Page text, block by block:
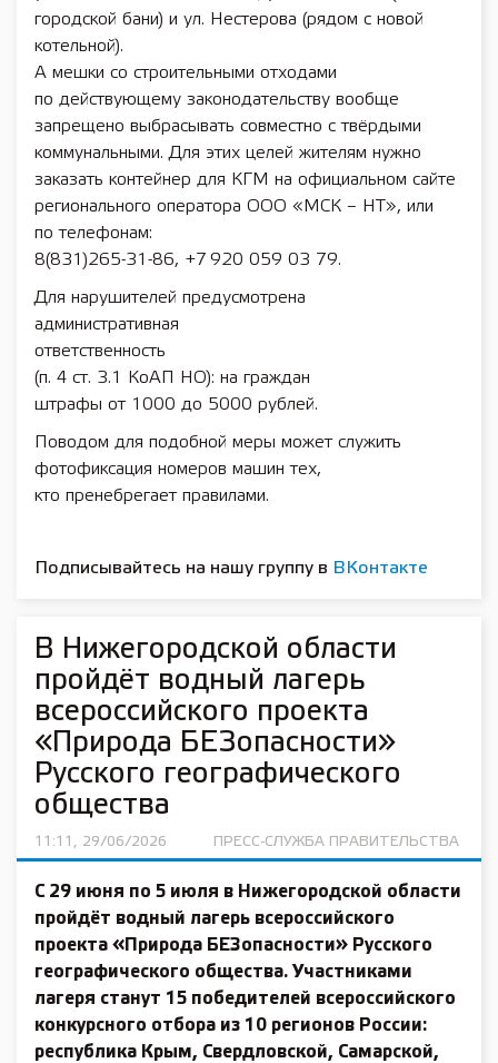
городской бани) и ул. Нестерова (рядом с новой
котельной).
А мешки со строительными отходами
по действующему законодательству вообще
запрещено выбрасывать совместно с твёрдыми
коммунальными. Для этих целей жителям нужно
заказать контейнер для КГМ на официальном сайте
регионального оператора ООО «МСК – НТ», или
по телефонам:
8(831)265-31-86, +7 920 059 03 79.
Для нарушителей предусмотрена
административная
ответственность
(п. 4 ст. 3.1 КоАП НО): на граждан
штрафы от 1000 до 5000 руб­лей.
Поводом для подобной меры может служить
фотофиксация номеров машин тех,
кто пренебрегает правилами.
Подписывайтесь на нашу группу в ВКонтакте
В Нижегородской области
пройдёт водный лагерь
всероссийского проекта
«Природа БЕЗопасности»
Русского географического
общества
11:11, 29/06/2026 ПРЕСС-СЛУЖБА ПРАВИТЕЛЬСТВА
С 29 июня по 5 июля в Нижегородской области
пройдёт водный лагерь всероссийского
проекта «Природа БЕЗопасности» Русского
географического общества. Участниками
лагеря станут 15 победителей всероссийского
конкурсного отбора из 10 регионов России:
республика Крым, Свердловской, Самарской,